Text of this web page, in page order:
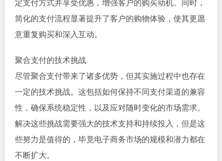
简化的支付流程显著提升了客户的购物体验，使其更愿
意重复购买和深入互动。
聚合支付的技术挑战
尽管聚合支付带来了诸多优势，但其实施过程中也存在
一定的技术挑战。这包括如何保持不同支付渠道的兼容
性，确保系统稳定性，以及应对随时变化的市场需求。
解决这些挑战需要强大的技术支持和持续投入，但是这
些努力是值得的，毕竟电子商务市场的规模和潜力都在
不断扩大。